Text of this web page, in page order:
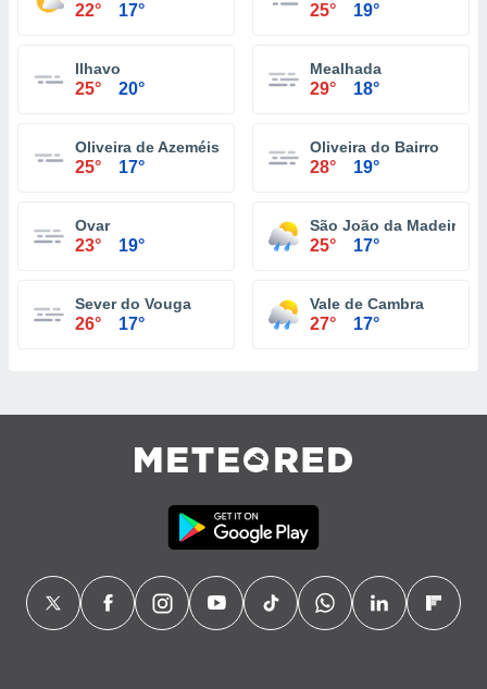
22° 17° 25° 19°
Ilhavo
25° 20°
Mealhada
29° 18°
Oliveira de Azeméis
25° 17°
Oliveira do Bairro
28° 19°
Ovar
23° 19°
São João da Madeira
25° 17°
Sever do Vouga
26° 17°
Vale de Cambra
27° 17°